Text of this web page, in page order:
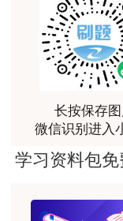
2. 应急预
（1）生产
致隶属关系、
（2）生产
的；
源的；
荐[强][强]
用户jl****un
感谢教育网的
老师讲课认真
用户m9****66
用户ch****15
长按保存
微信识别进入
学习资料包免